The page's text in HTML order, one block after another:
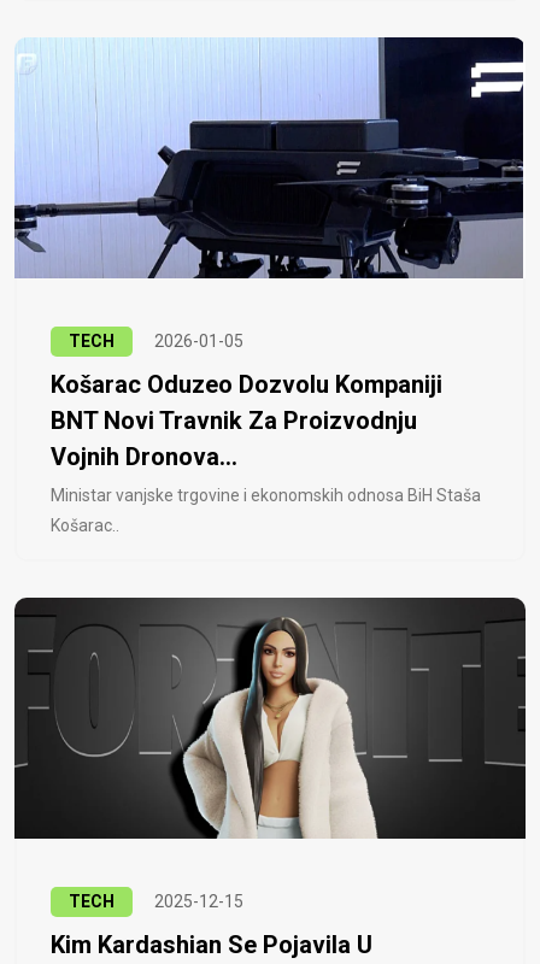
TECH 2026-01-05
Košarac Oduzeo Dozvolu Kompaniji
BNT Novi Travnik Za Proizvodnju
Vojnih Dronova...
Ministar vanjske trgovine i ekonomskih odnosa BiH Staša
Košarac..
TECH 2025-12-15
Kim Kardashian Se Pojavila U